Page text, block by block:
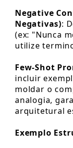
Negative
Negativas):
(ex: "Nunca
utilize
Few-Shot
incluir
moldar o
analogia,
arquitetural
Exemplo